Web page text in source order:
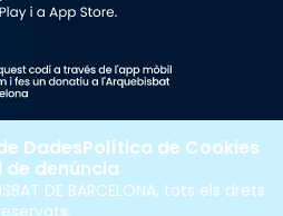
DE BARCELONA, tots els drets
DadesPolítica de Cookies
de denúncia